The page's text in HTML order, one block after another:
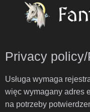
Privacy
Usługa wymaga
więc wymagany adres
na potrzeby